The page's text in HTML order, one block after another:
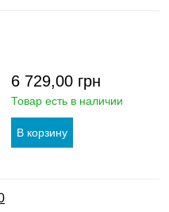
6 729,00 грн
Товар есть в наличии